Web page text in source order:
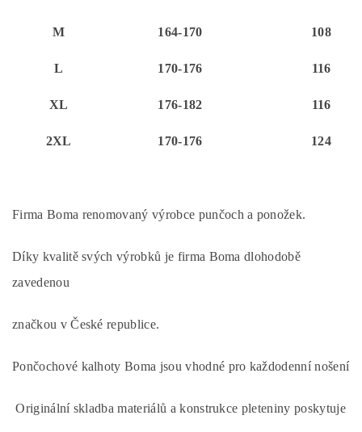
M 164-170 108
L 170-176 116
XL 176-182 116
2XL 170-176 124
Firma Boma renomovaný výrobce punčoch a ponožek.
Díky kvalitě svých výrobků je firma Boma dlohodobě
zavedenou
značkou v České republice.
Pončochové kalhoty Boma jsou vhodné pro každodenní nošení
Originální skladba materiálů a konstrukce pleteniny poskytuje